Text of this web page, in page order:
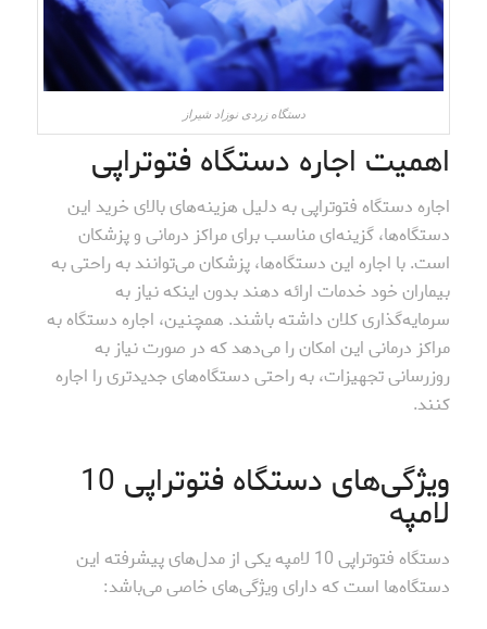
دستگاه زردی نوزاد شیراز
اهمیت اجاره دستگاه فتوتراپی
اجاره دستگاه فتوتراپی به دلیل هزینه‌های بالای خرید این
دستگاه‌ها، گزینه‌ای مناسب برای مراکز درمانی و پزشکان
است. با اجاره این دستگاه‌ها، پزشکان می‌توانند به راحتی به
بیماران خود خدمات ارائه دهند بدون اینکه نیاز به
سرمایه‌گذاری کلان داشته باشند. همچنین، اجاره دستگاه به
مراکز درمانی این امکان را می‌دهد که در صورت نیاز به
روزرسانی تجهیزات، به راحتی دستگاه‌های جدیدتری را اجاره
کنند.
ویژگی‌های دستگاه فتوتراپی 10
لامپه
دستگاه فتوتراپی 10 لامپه یکی از مدل‌های پیشرفته این
دستگاه‌ها است که دارای ویژگی‌های خاصی می‌باشد: